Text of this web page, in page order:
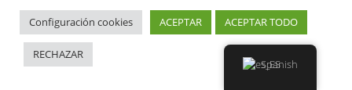
Configuración cookies ACEPTAR ACEPTAR TODO
RECHAZAR
Spanish